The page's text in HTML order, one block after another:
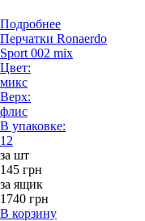
Подробнее
Перчатки Ronaerdo
Sport 002 mix
Цвет:
микс
Верх:
флис
В упаковке:
12
за шт
145 грн
за ящик
1740 грн
В корзину